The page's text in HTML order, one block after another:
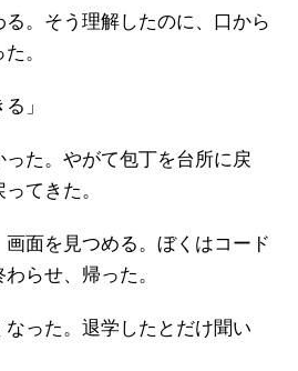
。そう理解したのに、口から
。
」
た。やがて包丁を台所に戻
てきた。
面を見つめる。ぼくはコード
らせ、帰った。
った。退学したとだけ聞い